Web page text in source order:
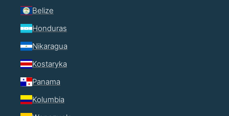
Belize
Honduras
Nikaragua
Kostaryka
Panama
Kolumbia